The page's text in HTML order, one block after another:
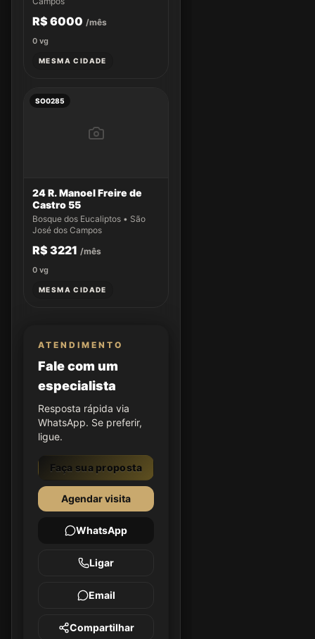
R$ 6000 /mês
0 vg
MESMA CIDADE
SO0285
24 R. Manoel Freire de
Castro 55
Bosque dos Eucaliptos • São
José dos Campos
R$ 3221 /mês
0 vg
MESMA CIDADE
ATENDIMENTO
Fale com um
especialista
Resposta rápida via
WhatsApp. Se preferir,
ligue.
Faça sua proposta
Agendar visita
WhatsApp
Ligar
Email
Compartilhar